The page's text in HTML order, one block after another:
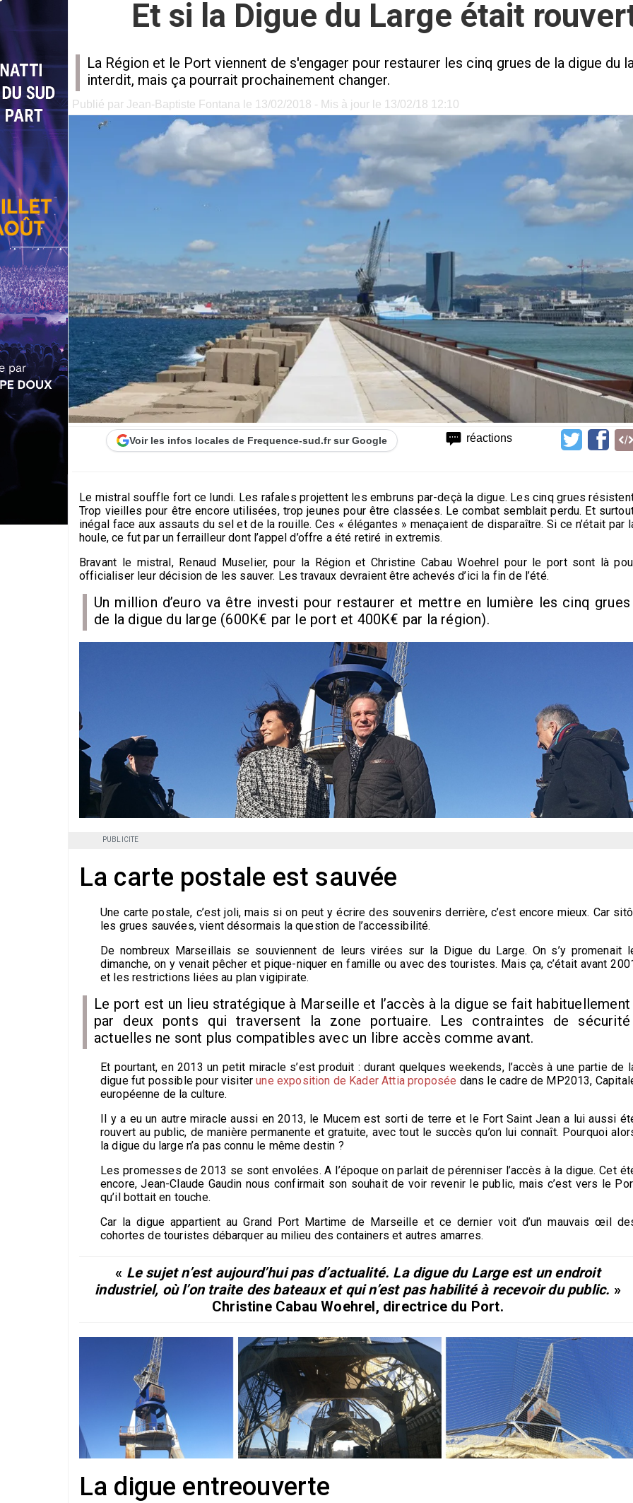
Et si la Digue du Large était
La Région et le Port viennent de s'engager pour restaurer les cinq grues de la digue du
interdit, mais ça pourrait prochainement changer.
Publié par Jean-Baptiste Fontana le 13/02/2018 - Mis à jour le 13/02/18 12:10
réactions
Voir les infos locales de Frequence-sud.fr sur Google
Le mistral souffle fort ce lundi. Les rafales projettent les embruns par-deçà la digue. Les cinq grues
Trop vieilles pour être encore utilisées, trop jeunes pour être classées. Le combat semblait perdu. Et
inégal face aux assauts du sel et de la rouille. Ces « élégantes » menaçaient de disparaître. Si ce n’était par
houle, ce fut par un ferrailleur dont l’appel d’offre a été retiré in extremis.
Bravant le mistral, Renaud Muselier, pour la Région et Christine Cabau Woehrel pour le port sont là
officialiser leur décision de les sauver. Les travaux devraient être achevés d’ici la fin de l’été.
Un million d’euro va être investi pour restaurer et mettre en lumière les cinq grues
de la digue du large (600K€ par le port et 400K€ par la région).
PUBLICITE
La carte postale est sauvée
Une carte postale, c’est joli, mais si on peut y écrire des souvenirs derrière, c’est encore mieux. Car
les grues sauvées, vient désormais la question de l’accessibilité.
De nombreux Marseillais se souviennent de leurs virées sur la Digue du Large. On s’y promenait
dimanche, on y venait pêcher et pique-niquer en famille ou avec des touristes. Mais ça, c’était avant
et les restrictions liées au plan vigipirate.
Le port est un lieu stratégique à Marseille et l’accès à la digue se fait habituellement
par deux ponts qui traversent la zone portuaire. Les contraintes de sécurité
actuelles ne sont plus compatibles avec un libre accès comme avant.
Et pourtant, en 2013 un petit miracle s’est produit : durant quelques weekends, l’accès à une partie de
digue fut possible pour visiterune exposition de Kader Attia proposée dans le cadre de MP2013,
européenne de la culture.
Il y a eu un autre miracle aussi en 2013, le Mucem est sorti de terre et le Fort Saint Jean a lui aussi
rouvert au public, de manière permanente et gratuite, avec tout le succès qu’on lui connaît. Pourquoi
la digue du large n’a pas connu le même destin ?
Les promesses de 2013 se sont envolées. A l’époque on parlait de pérenniser l’accès à la digue. Cet
encore, Jean-Claude Gaudin nous confirmait son souhait de voir revenir le public, mais c’est vers le
qu’il bottait en touche.
Car la digue appartient au Grand Port Martime de Marseille et ce dernier voit d’un mauvais œil
cohortes de touristes débarquer au milieu des containers et autres amarres.
« Le sujet n’est aujourd’hui pas d’actualité. La digue du Large est un endroit
industriel, où l’on traite des bateaux et qui n’est pas habilité à recevoir du public. »
Christine Cabau Woehrel, directrice du Port.
La digue entreouverte